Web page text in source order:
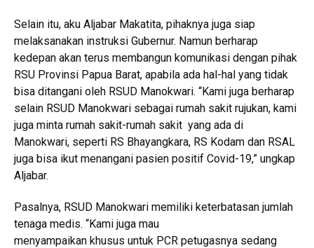
Selain itu, aku Aljabar Makatita, pihaknya juga siap
melaksanakan instruksi Gubernur. Namun berharap
kedepan akan terus membangun komunikasi dengan pihak
RSU Provinsi Papua Barat, apabila ada hal-hal yang tidak
bisa ditangani oleh RSUD Manokwari. “Kami juga berharap
selain RSUD Manokwari sebagai rumah sakit rujukan, kami
juga minta rumah sakit-rumah sakit yang ada di
Manokwari, seperti RS Bhayangkara, RS Kodam dan RSAL
juga bisa ikut menangani pasien positif Covid-19,” ungkap
Aljabar.
Pasalnya, RSUD Manokwari memiliki keterbatasan jumlah
tenaga medis. “Kami juga mau
menyampaikan khusus untuk PCR petugasnya sedang